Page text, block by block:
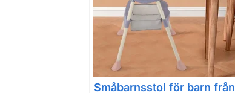
Småbarnsstol för barn från